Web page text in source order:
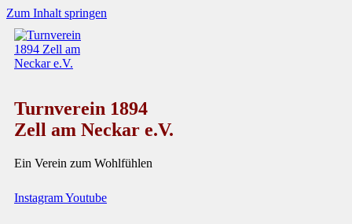
Zum Inhalt springen
Turnverein 1894
Zell am Neckar e.V.
Ein Verein zum Wohlfühlen
InstagramYoutube